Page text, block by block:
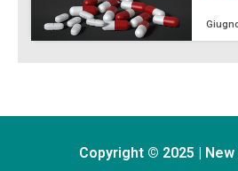
Copyright © 2025 | New